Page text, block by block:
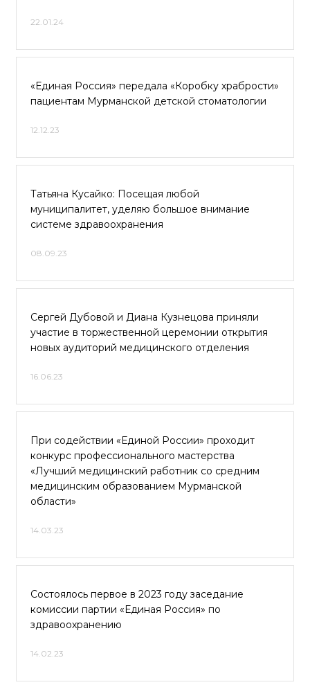
22.01.24
«Единая Россия» передала «Коробку храбрости»
пациентам Мурманской детской стоматологии
12.12.23
Татьяна Кусайко: Посещая любой
муниципалитет, уделяю большое внимание
системе здравоохранения
08.09.23
Сергей Дубовой и Диана Кузнецова приняли
участие в торжественной церемонии открытия
новых аудиторий медицинского отделения
16.06.23
При содействии «Единой России» проходит
конкурс профессионального мастерства
«Лучший медицинский работник со средним
медицинским образованием Мурманской
области»
14.03.23
Состоялось первое в 2023 году заседание
комиссии партии «Единая Россия» по
здравоохранению
14.02.23